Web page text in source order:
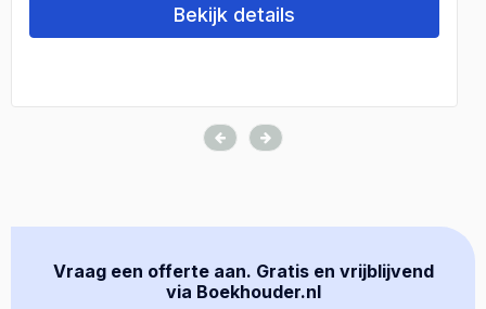
Bekijk details
Vraag een offerte aan. Gratis en vrijblijvend
via Boekhouder.nl